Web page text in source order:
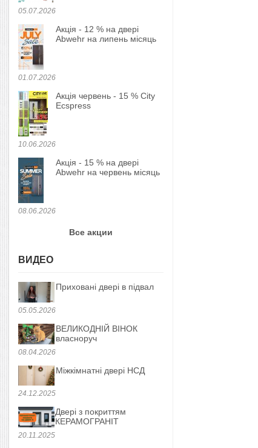
05.07.2026
01.07.2026
Акція - 12 % на двері
Abwehr на липень місяць
10.06.2026
Акція червень - 15 % City
Ecspress
08.06.2026
Акція - 15 % на двері
Abwehr на червень місяць
Все акции
ВИДЕО
05.05.2026
Приховані двері в підвал
08.04.2026
ВЕЛИКОДНІЙ ВІНОК
власноруч
24.12.2025
Міжкімнатні двері НСД
20.11.2025
Двері з покриттям
КЕРАМОГРАНІТ